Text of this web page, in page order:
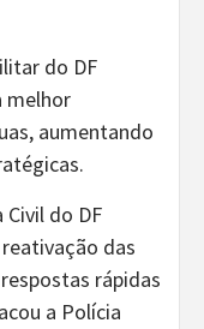
do DF
melhor
aumentando
do DF
das
rápidas
a Polícia